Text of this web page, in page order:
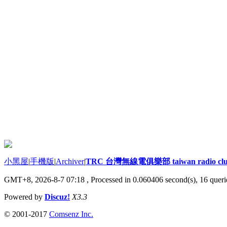
小黑屋|手機版|Archiver|TRC 台灣無線電俱樂部 taiwan radio
GMT+8, 2026-8-7 07:18 , Processed in 0.060406 second(s), 16
Powered by Discuz! X3.3
© 2001-2017 Comsenz Inc.